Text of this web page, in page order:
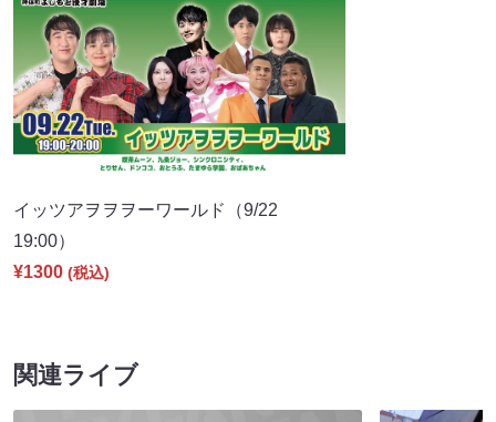
イッツアヲヲヲーワールド（9/22
19:00）
¥1300 (税込)
関連ライブ